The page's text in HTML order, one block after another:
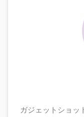
ガジェットショッ